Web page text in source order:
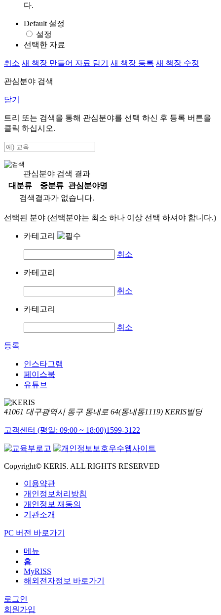
다.
Default 설정
설정
선택한 자료
취소 새 책장 만들어 자료 담기 새 책장 등록 새 책장 수정
관심분야 검색
닫기
트리 또는 검색을 통해 관심분야를 선택 하신 후 등록 버튼을
클릭 하십시오.
관심분야 검색 결과
대분류
중분류
관심분야명
검색결과가 없습니다.
선택된 분야 (선택분야는 최소 하나 이상 선택 하셔야 합니다.)
카테고리
취소
카테고리
취소
카테고리
취소
등록
인스타그램
페이스북
유튜브
41061 대구광역시 동구 동내로 64(동내동1119) KERIS빌딩
고객센터 (평일: 09:00 ~ 18:00)1599-3122
Copyright© KERIS. ALL RIGHTS RESERVED
이용약관
개인정보처리방침
개인정보 재동의
기관소개
PC 버전 바로가기
메뉴
홈
MyRISS
해외전자정보 바로가기
로그인
회원가입